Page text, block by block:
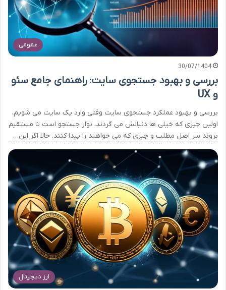
عمومی
30/07/1404
بررسی و بهبود جستجوی سایت: راهنمای جامع سئو
و UX
بررسی و بهبود عملکرد جستجوی سایت وقتی وارد یک سایت می شویم،
اولین چیزی که خیلی ها دنبالش می گردند، نوار جستجو است تا مستقیم
بروند سر اصل مطلب و چیزی که می خواهند را پیدا کنند. حالا اگر این…
ارز دیجیتال